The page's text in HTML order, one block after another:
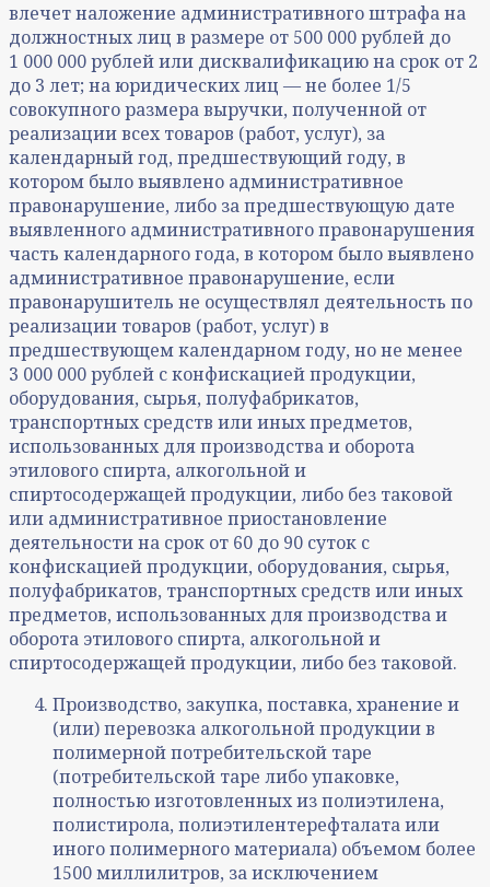
влечет наложение административного штрафа на
должностных лиц в размере от 500 000 рублей до
1 000 000 рублей или дисквалификацию на срок от 2
до 3 лет; на юридических лиц — не более 1/5
совокупного размера выручки, полученной от
реализации всех товаров (работ, услуг), за
календарный год, предшествующий году, в
котором было выявлено административное
правонарушение, либо за предшествующую дате
выявленного административного правонарушения
часть календарного года, в котором было выявлено
административное правонарушение, если
правонарушитель не осуществлял деятельность по
реализации товаров (работ, услуг) в
предшествующем календарном году, но не менее
3 000 000 рублей с конфискацией продукции,
оборудования, сырья, полуфабрикатов,
транспортных средств или иных предметов,
использованных для производства и оборота
этилового спирта, алкогольной и
спиртосодержащей продукции, либо без таковой
или административное приостановление
деятельности на срок от 60 до 90 суток с
конфискацией продукции, оборудования, сырья,
полуфабрикатов, транспортных средств или иных
предметов, использованных для производства и
оборота этилового спирта, алкогольной и
спиртосодержащей продукции, либо без таковой.
Производство, закупка, поставка, хранение и
(или) перевозка алкогольной продукции в
полимерной потребительской таре
(потребительской таре либо упаковке,
полностью изготовленных из полиэтилена,
полистирола, полиэтилентерефталата или
иного полимерного материала) объемом более
1500 миллилитров, за исключением